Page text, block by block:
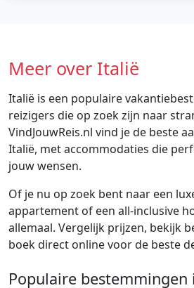
Meer over Italië
Italië is een populaire
reizigers die op zoek zijn naar
VindJouwReis.nl vind je de beste
Italië, met accommodaties die
jouw wensen.
Of je nu op zoek bent naar een
appartement of een all-inclusive
allemaal. Vergelijk prijzen, bekijk
boek direct online voor de beste
Populaire